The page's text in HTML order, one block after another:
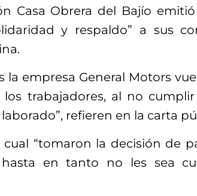
Casa Obrera del Bajío
y respaldo” a sus
la empresa General Motors
los trabajadores, al no
refieren en la carta
cual “tomaron la decisión de
hasta en tanto no les sea